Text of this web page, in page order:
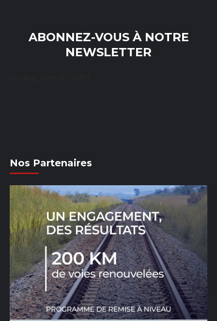
ABONNEZ-VOUS À NOTRE
NEWSLETTER
Nos Partenaires